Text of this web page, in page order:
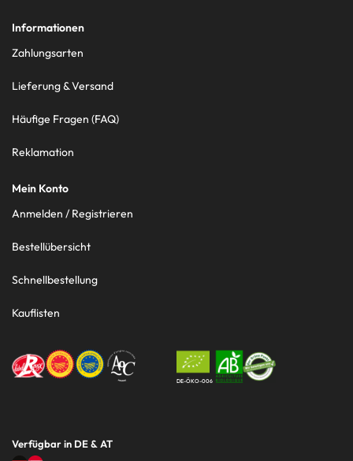
Informationen
Zahlungsarten
Lieferung & Versand
Häufige Fragen (FAQ)
Reklamation
Mein Konto
Anmelden / Registrieren
Bestellübersicht
Schnellbestellung
Kauflisten
DE-ÖKO-006
Verfügbar in DE & AT